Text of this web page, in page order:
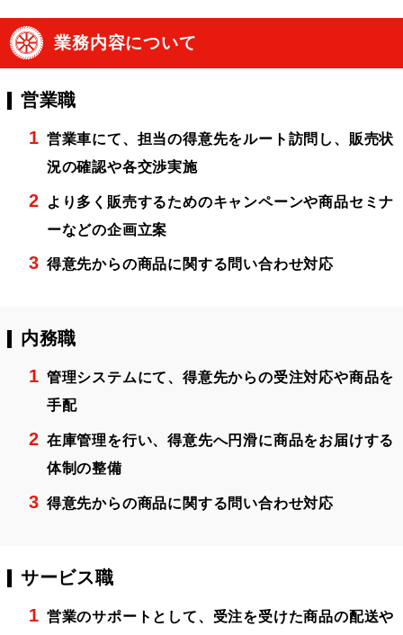
業務内容について
営業職
営業車にて、担当の得意先をルート訪問し、販売状
況の確認や各交渉実施
より多く販売するためのキャンペーンや商品セミナ
ーなどの企画立案
得意先からの商品に関する問い合わせ対応
内務職
管理システムにて、得意先からの受注対応や商品を
手配
在庫管理を行い、得意先へ円滑に商品をお届けする
体制の整備
得意先からの商品に関する問い合わせ対応
サービス職
営業のサポートとして、受注を受けた商品の配送や